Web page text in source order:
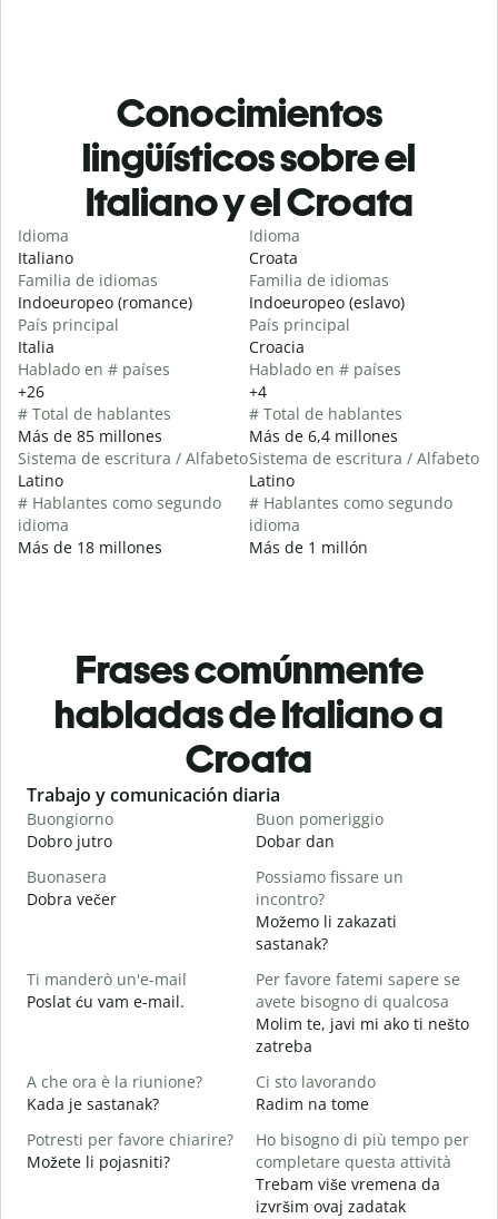
Conocimientos
lingüísticos sobre el
Italiano y el Croata
Idioma
Italiano
Familia de idiomas
Indoeuropeo (romance)
País principal
Italia
Hablado en # países
+26
# Total de hablantes
Más de 85 millones
Sistema de escritura / Alfabeto
Latino
# Hablantes como segundo
idioma
Más de 18 millones
Idioma
Croata
Familia de idiomas
Indoeuropeo (eslavo)
País principal
Croacia
Hablado en # países
+4
# Total de hablantes
Más de 6,4 millones
Sistema de escritura / Alfabeto
Latino
# Hablantes como segundo
idioma
Más de 1 millón
Frases comúnmente
habladas de Italiano a
Croata
Slide 1 of 6
Trabajo y comunicación diaria
Buongiorno
Dobro jutro
Buon pomeriggio
Dobar dan
Buonasera
Dobra večer
Possiamo fissare un
incontro?
Možemo li zakazati
sastanak?
Ti manderò un'e-mail
Poslat ću vam e-mail.
Per favore fatemi sapere se
avete bisogno di qualcosa
Molim te, javi mi ako ti nešto
zatreba
A che ora è la riunione?
Kada je sastanak?
Ci sto lavorando
Radim na tome
Potresti per favore chiarire?
Možete li pojasniti?
Ho bisogno di più tempo per
completare questa attività
Trebam više vremena da
izvršim ovaj zadatak